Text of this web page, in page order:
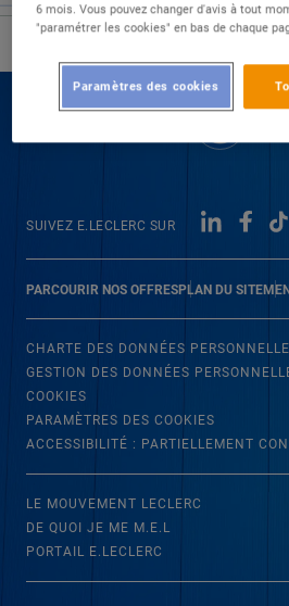
PARCOURIR NOS OFFRESPLAN DU SITE
SUIVEZ E.LECLERC SUR
CHARTE DES DONNÉES
GESTION DES DONNÉES
COOKIES
PARAMÈTRES DES COOKIES
ACCESSIBILITÉ : PARTIELLEMENT
LE MOUVEMENT LECLERC
DE QUOI JE ME M.E.L
PORTAIL E.LECLERC
6 mois. Vous pouvez changer d'avis à tout
"paramétrer les cookies" en bas de chaque
Paramètres des cookies